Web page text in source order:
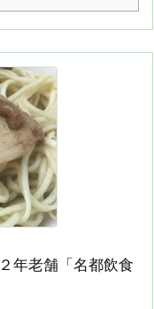
年老舗「名都飲食